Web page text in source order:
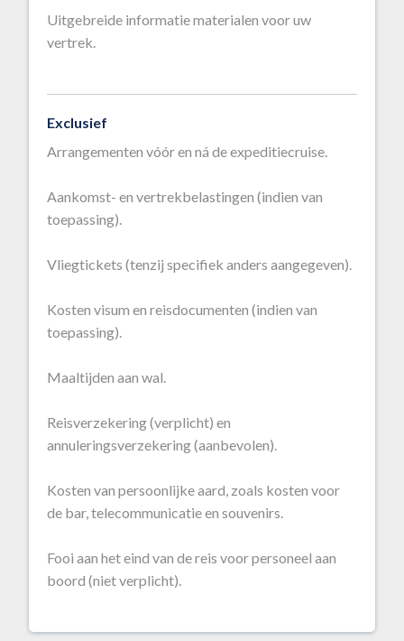
Uitgebreide informatie materialen voor uw
vertrek.
Exclusief
Arrangementen vóór en ná de expeditiecruise.
Aankomst- en vertrekbelastingen (indien van
toepassing).
Vliegtickets (tenzij specifiek anders aangegeven).
Kosten visum en reisdocumenten (indien van
toepassing).
Maaltijden aan wal.
Reisverzekering (verplicht) en
annuleringsverzekering (aanbevolen).
Kosten van persoonlijke aard, zoals kosten voor
de bar, telecommunicatie en souvenirs.
Fooi aan het eind van de reis voor personeel aan
boord (niet verplicht).